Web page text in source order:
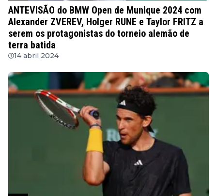
ANTEVISÃO do BMW Open de Munique 2024 com
Alexander ZVEREV, Holger RUNE e Taylor FRITZ a
serem os protagonistas do torneio alemão de
terra batida
14 abril 2024